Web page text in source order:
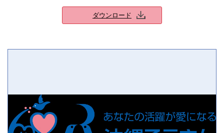
ダウンロード